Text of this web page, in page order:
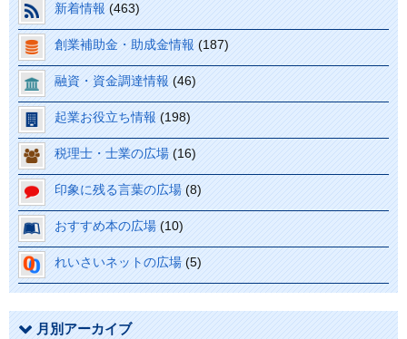
新着情報 (463)
創業補助金・助成金情報 (187)
融資・資金調達情報 (46)
起業お役立ち情報 (198)
税理士・士業の広場 (16)
印象に残る言葉の広場 (8)
おすすめ本の広場 (10)
れいさいネットの広場 (5)
月別アーカイブ